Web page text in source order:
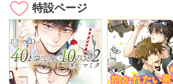
特設ページ